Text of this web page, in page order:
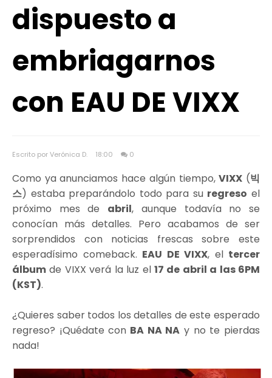
dispuesto a
embriagarnos
con EAU DE VIXX
Escrito por Verónica D. 18:00 0
Como ya anunciamos hace algún tiempo,VIXX (빅
스) estaba preparándolo todo para su regreso el
próximo mes de abril, aunque todavía no se
conocían más detalles. Pero acabamos de ser
sorprendidos con noticias frescas sobre este
esperadísimo comeback. EAU DE VIXX, el tercer
álbum de VIXX verá la luz el 17 de abril a las 6PM
(KST).
¿Quieres saber todos los detalles de este esperado
regreso? ¡Quédate con BA NA NA y no te pierdas
nada!